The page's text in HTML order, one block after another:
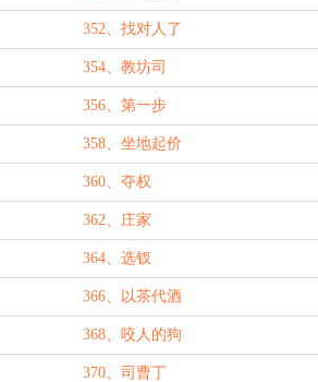
352、找对人了
354、教坊司
356、第一步
358、坐地起价
360、夺权
362、庄家
364、选钗
366、以茶代酒
368、咬人的狗
370、司曹丁